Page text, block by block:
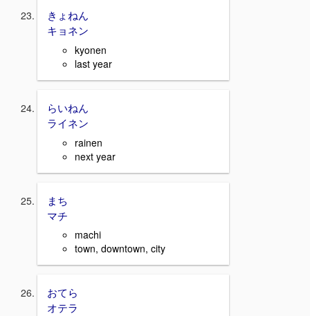
きょねん
キョネン
kyonen
last year
らいねん
ライネン
rainen
next year
まち
マチ
machi
town, downtown, city
おてら
オテラ